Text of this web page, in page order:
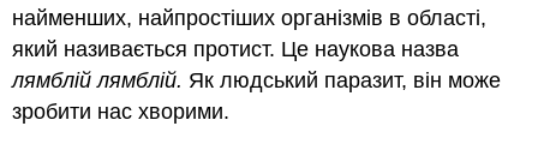
найменших, найпростіших організмів в області,
який називається протист. Це наукова назва
лямблій лямблій. Як людський паразит, він може
зробити нас хворими.